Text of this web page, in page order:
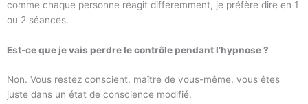
comme chaque personne réagit différemment, je préfère dire en 1
ou 2 séances.
Est-ce que je vais perdre le contrôle pendant l’hypnose ?
Non. Vous restez conscient, maître de vous-même, vous êtes
juste dans un état de conscience modifié.